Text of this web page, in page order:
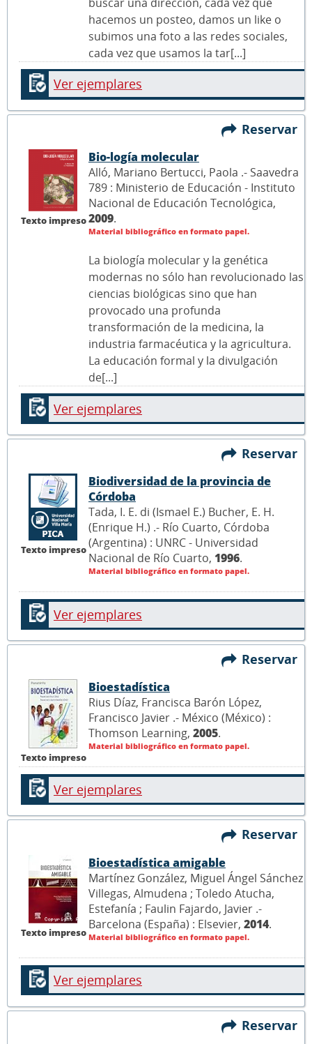
hacemos un posteo, damos un like o
subimos una foto a las redes sociales,
cada vez que usamos la tar[...]
Ver ejemplares
Reservar
Texto impreso
Bio-logía molecular
Alló, Mariano Bertucci, Paola .- Saavedra
789 : Ministerio de Educación - Instituto
Nacional de Educación Tecnológica,
2009.
Material bibliográfico en formato papel.
La biología molecular y la genética
modernas no sólo han revolucionado las
ciencias biológicas sino que han
provocado una profunda
transformación de la medicina, la
industria farmacéutica y la agricultura.
La educación formal y la divulgación
de[...]
Ver ejemplares
Reservar
Texto impreso
Biodiversidad de la provincia de
Córdoba
Tada, I. E. di (Ismael E.) Bucher, E. H.
(Enrique H.) .- Río Cuarto, Córdoba
(Argentina) : UNRC - Universidad
Nacional de Río Cuarto, 1996.
Material bibliográfico en formato papel.
Ver ejemplares
Reservar
Texto impreso
Bioestadística
Rius Díaz, Francisca Barón López,
Francisco Javier .- México (México) :
Thomson Learning, 2005.
Material bibliográfico en formato papel.
Ver ejemplares
Reservar
Texto impreso
Bioestadística amigable
Martínez González, Miguel Ángel Sánchez
Villegas, Almudena ; Toledo Atucha,
Estefanía ; Faulin Fajardo, Javier .-
Barcelona (España) : Elsevier, 2014.
Material bibliográfico en formato papel.
Ver ejemplares
Reservar